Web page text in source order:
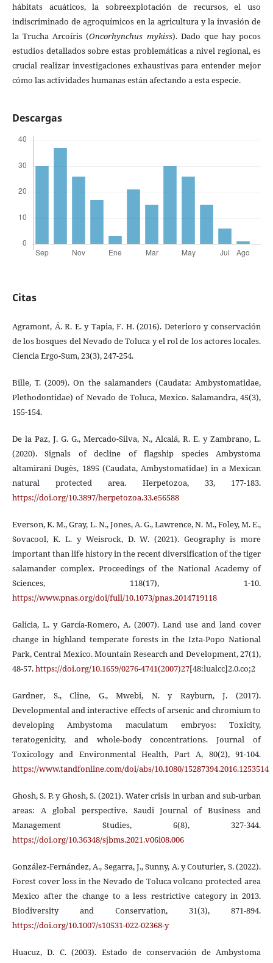
hábitats acuáticos, la sobreexplotación de recursos, el uso
indiscriminado de agroquímicos en la agricultura y la invasión de
la Trucha Arcoíris (Oncorhynchus mykiss). Dado que hay pocos
estudios detallados sobre estas problemáticas a nivel regional, es
crucial realizar investigaciones exhaustivas para entender mejor
cómo las actividades humanas están afectando a esta especie.
Descargas
Citas
Agramont, Á. R. E. y Tapia, F. H. (2016). Deterioro y conservación
de los bosques del Nevado de Toluca y el rol de los actores locales.
Ciencia Ergo-Sum, 23(3), 247-254.
Bille, T. (2009). On the salamanders (Caudata: Ambystomatidae,
Plethodontidae) of Nevado de Toluca, Mexico. Salamandra, 45(3),
155-154.
De la Paz, J. G. G., Mercado-Silva, N., Alcalá, R. E. y Zambrano, L.
(2020). Signals of decline of flagship species Ambystoma
altamirani Dugès, 1895 (Caudata, Ambystomatidae) in a Mexican
natural protected area. Herpetozoa, 33, 177-183.
https://doi.org/10.3897/herpetozoa.33.e56588
Everson, K. M., Gray, L. N., Jones, A. G., Lawrence, N. M., Foley, M. E.,
Sovacool, K. L. y Weisrock, D. W. (2021). Geography is more
important than life history in the recent diversification of the tiger
salamander complex. Proceedings of the National Academy of
Sciences, 118(17), 1-10.
https://www.pnas.org/doi/full/10.1073/pnas.2014719118
Galicia, L. y García-Romero, A. (2007). Land use and land cover
change in highland temperate forests in the Izta-Popo National
Park, Central Mexico. Mountain Research and Development, 27(1),
48-57.https://doi.org/10.1659/0276-4741(2007)27[48:lualcc]2.0.co;2
Gardner, S., Cline, G., Mwebi, N. y Rayburn, J. (2017).
Developmental and interactive effects of arsenic and chromium to
developing Ambystoma maculatum embryos: Toxicity,
teratogenicity, and whole-body concentrations. Journal of
Toxicology and Environmental Health, Part A, 80(2), 91-104.
https://www.tandfonline.com/doi/abs/10.1080/15287394.2016.1253514
Ghosh, S. P. y Ghosh, S. (2021). Water crisis in urban and sub-urban
areas: A global perspective. Saudi Journal of Business and
Management Studies, 6(8), 327-344.
https://doi.org/10.36348/sjbms.2021.v06i08.006
González-Fernández, A., Segarra, J., Sunny, A. y Couturier, S. (2022).
Forest cover loss in the Nevado de Toluca volcano protected area
Mexico after the change to a less restrictive category in 2013.
Biodiversity and Conservation, 31(3), 871-894.
https://doi.org/10.1007/s10531-022-02368-y
Huacuz, D. C. (2003). Estado de conservación de Ambystoma